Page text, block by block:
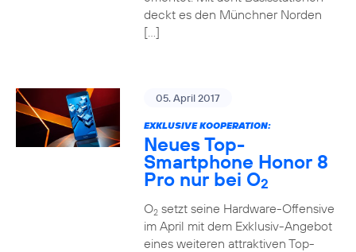
deckt es den Münchner Norden
[…]
05. April 2017
EXKLUSIVE KOOPERATION:
Neues Top-
Smartphone Honor 8
Pro nur bei O2
O2setzt seine Hardware-Offensive
im April mit dem Exklusiv-Angebot
eines weiteren attraktiven Top-